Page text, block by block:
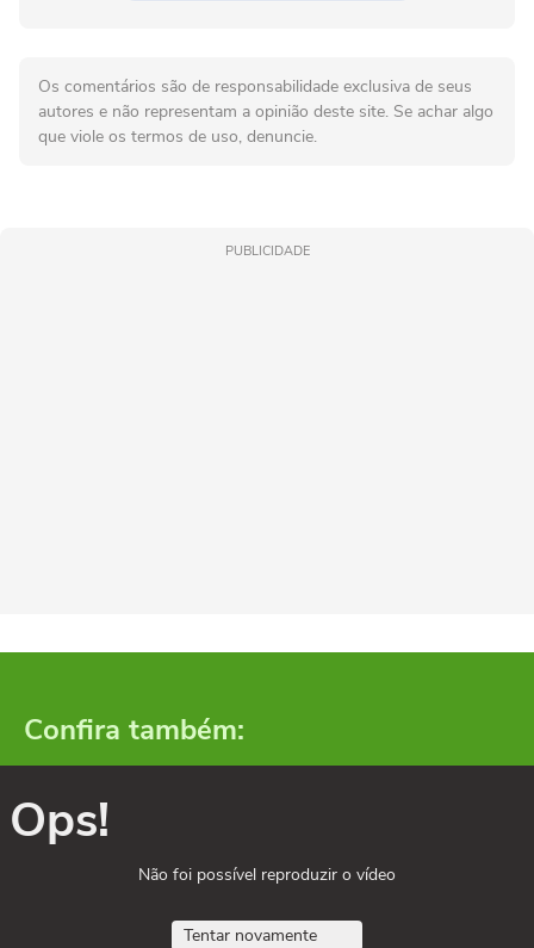
Os comentários são de responsabilidade exclusiva de seus
autores e não representam a opinião deste site. Se achar algo
que viole os termos de uso, denuncie.
PUBLICIDADE
Confira também:
Ops!
Não foi possível reproduzir o vídeo
Tentar novamente